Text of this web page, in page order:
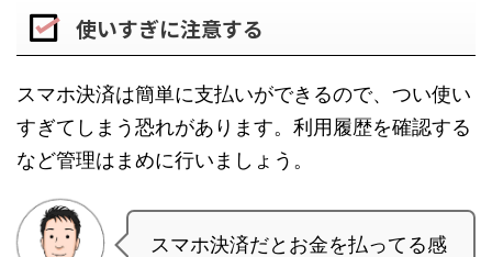
使いすぎに注意する
スマホ決済は簡単に支払いができるので、つい使い
すぎてしまう恐れがあります。利用履歴を確認する
など管理はまめに行いましょう。
スマホ決済だとお金を払ってる感